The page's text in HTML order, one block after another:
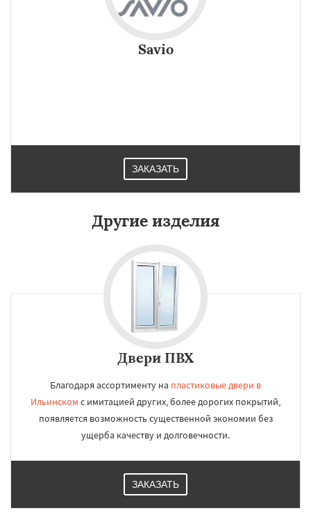
Savio
ЗАКАЗАТЬ
Другие изделия
Двери ПВХ
Благодаря ассортименту на пластиковые двери в
Ильинском с имитацией других, более дорогих покрытий,
появляется возможность существенной экономии без
ущерба качеству и долговечности.
ЗАКАЗАТЬ